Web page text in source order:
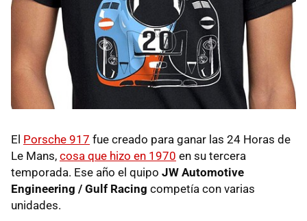
El Porsche 917 fue creado para ganar las 24 Horas de
Le Mans, cosa que hizo en 1970 en su tercera
temporada. Ese año el quipo JW Automotive
Engineering / Gulf Racing competía con varias
unidades.